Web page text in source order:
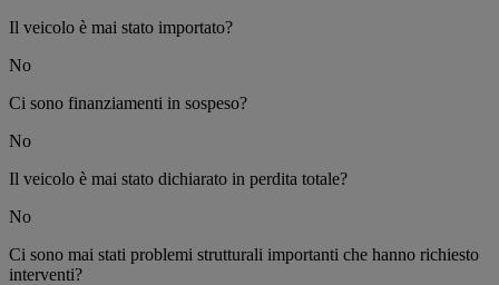
Il veicolo è mai stato importato?
No
Ci sono finanziamenti in sospeso?
No
Il veicolo è mai stato dichiarato in perdita totale?
No
Ci sono mai stati problemi strutturali importanti che hanno richiesto
interventi?